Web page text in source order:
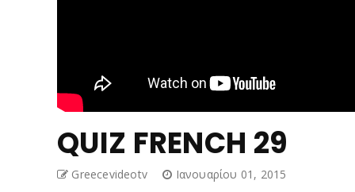
QUIZ FRENCH 29
Greecevideotv Ιανουαρίου 01, 2015